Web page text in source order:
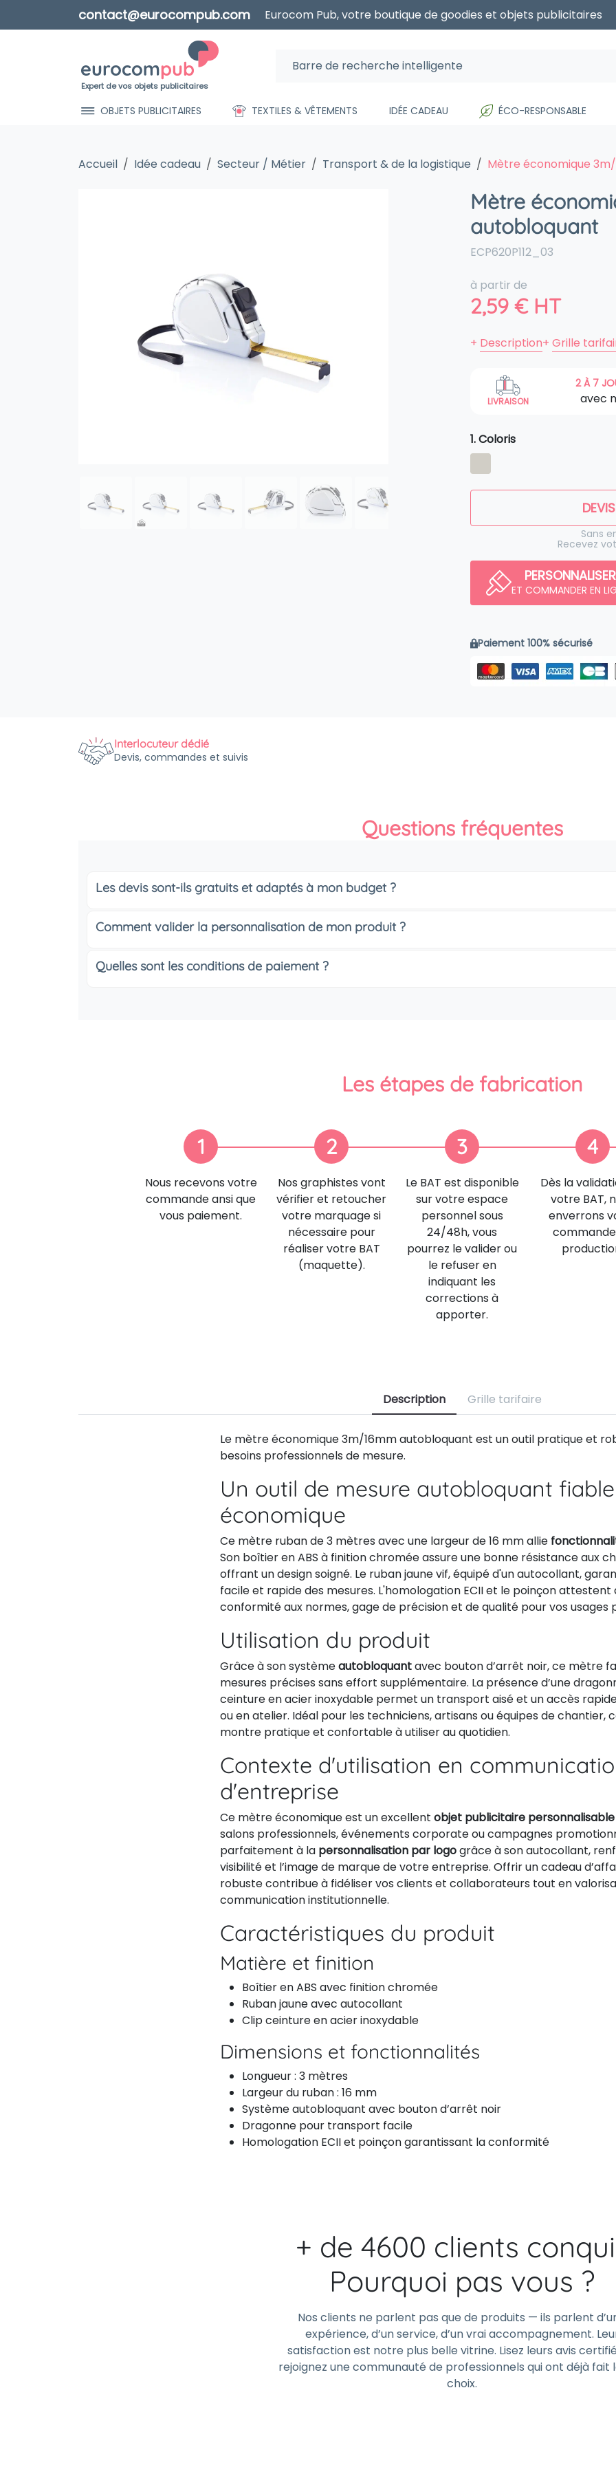
contact@eurocompub.com Eurocom Pub, votre boutique de goodies et objets publicitaires
Expert de vos objets publicitaires
OBJETS PUBLICITAIRES TEXTILES & VÊTEMENTS IDÉE CADEAU ÉCO-RESPONSABLE
Accueil Idée cadeau Secteur / Métier Transport & de la logistique Mètre économique
Mètre
autobloquant
ECP620P112_03
à partir de
2,59 €HT
+ Description+ Grille
LIVRAISON
2 À 7
avec
1. Coloris
Sans
Recevez
PERSONNALISER
ET COMMANDER EN
Paiement 100% sécurisé
Interlocuteur dédié
Devis, commandes et suivis
Questions fréquentes
Les devis sont-ils gratuits et adaptés à mon budget ?
Comment valider la personnalisation de mon produit ?
Quelles sont les conditions de paiement ?
Les étapes de fabrication
1
Nous recevons votre
commande ansi que
vous paiement.
2
Nos graphistes vont
vérifier et retoucher
votre marquage si
nécessaire pour
réaliser votre BAT
(maquette).
3
Le BAT est disponible
sur votre espace
personnel sous
24/48h, vous
pourrez le valider ou
le refuser en
indiquant les
corrections à
apporter.
4
Dès la
votre BAT,
enverrons
Description Grille tarifaire
Le mètre économique 3m/16mm autobloquant est un outil pratique et
besoins professionnels de mesure.
Un outil de mesure autobloquant
économique
Ce mètre ruban de 3 mètres avec une largeur de 16 mm allie
Son boîtier en ABS à finition chromée assure une bonne résistance aux
offrant un design soigné. Le ruban jaune vif, équipé d'un autocollant,
facile et rapide des mesures. L'homologation ECII et le poinçon attestent
conformité aux normes, gage de précision et de qualité pour vos usages
Utilisation du produit
Grâce à son systèmeautobloquantavec bouton d’arrêt noir, ce mètre
mesures précises sans effort supplémentaire. La présence d’une
ceinture en acier inoxydable permet un transport aisé et un accès
ou en atelier. Idéal pour les techniciens, artisans ou équipes de chantier,
montre pratique et confortable à utiliser au quotidien.
Contexte d'utilisation en
d'entreprise
Ce mètre économique est un excellent objet publicitaire personnalisable
salons professionnels, événements corporate ou campagnes
parfaitement à la personnalisation par logogrâce à son autocollant,
visibilité et l’image de marque de votre entreprise. Offrir un cadeau
robuste contribue à fidéliser vos clients et collaborateurs tout en
communication institutionnelle.
Caractéristiques du produit
Matière et finition
Boîtier en ABS avec finition chromée
Ruban jaune avec autocollant
Clip ceinture en acier inoxydable
Dimensions et fonctionnalités
Longueur : 3 mètres
Largeur du ruban : 16 mm
Système autobloquant avec bouton d’arrêt noir
Dragonne pour transport facile
Homologation ECII et poinçon garantissant la conformité
+ de 4600 clients
Pourquoi pas vous ?
Nos clients ne parlent pas que de produits — ils parlent
expérience, d’un service, d’un vrai accompagnement.
satisfaction est notre plus belle vitrine. Lisez leurs avis
rejoignez une communauté de professionnels qui ont déjà fait
choix.